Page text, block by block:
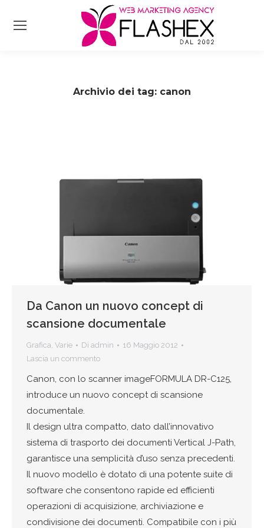
Archivio dei tag: canon
Da Canon un nuovo concept di
scansione documentale
Grafica, Varie Di admin
16 Maggio 2012
Lascia un commento
Canon, con lo scanner imageFORMULA DR-C125,
introduce un nuovo concept di scansione
documentale.
Il design ultra compatto, dato dall’innovativo
sistema di trasporto dei documenti Vertical J-Path,
garantisce una semplicità d’uso senza precedenti.
Il nuovo modello è dotato di una potente suite di
software che consentono rapide ed efficienti
operazioni di acquisizione, archiviazione e
condivisione dei documenti. Compatibile con i più